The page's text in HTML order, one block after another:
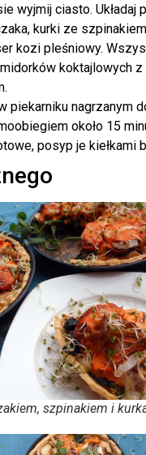
wyjmij ciasto. Układaj
kurki ze
kozi pleśniowy.
koktajlowych
piekarniku nagrzanym
około 15
posyp je kiełkami
szpinakiem i